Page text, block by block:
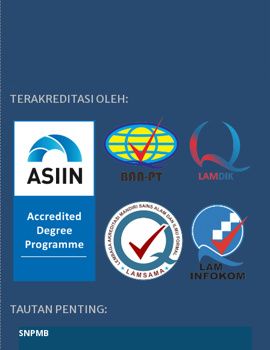
TERAKREDITASI OLEH:
TAUTAN PENTING:
SNPMB